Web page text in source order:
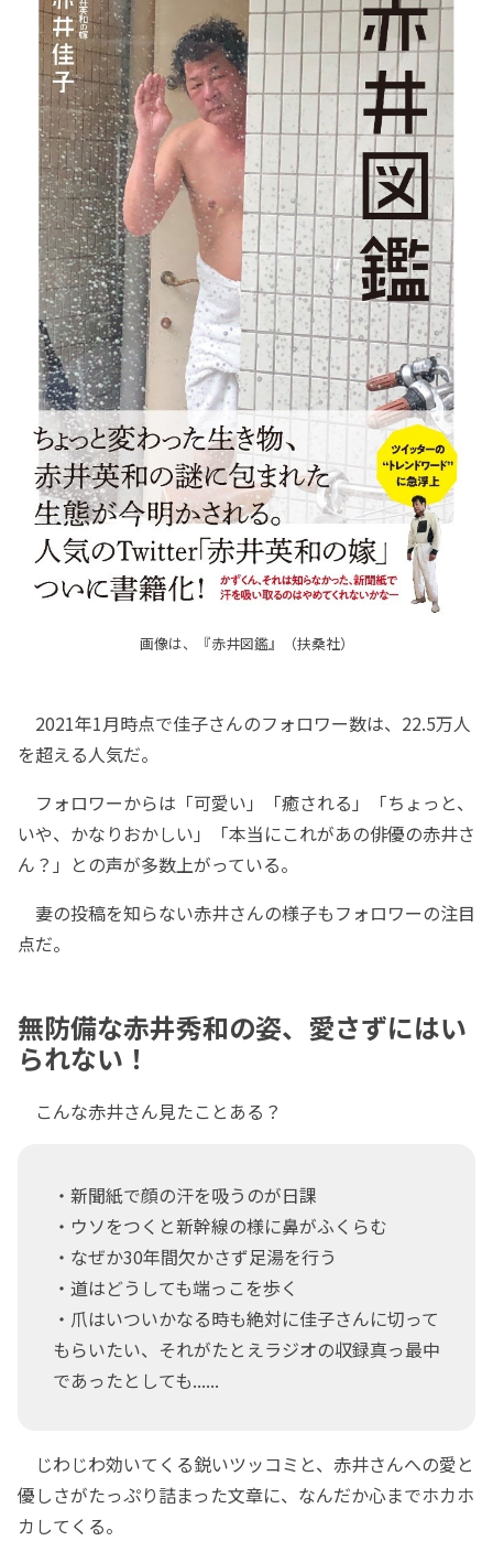
画像は、『赤井図鑑』（扶桑社）
2021年1月時点で佳子さんのフォロワー数は、22.5万人
を超える人気だ。
フォロワーからは「可愛い」「癒される」「ちょっと、
いや、かなりおかしい」「本当にこれがあの俳優の赤井さ
ん？」との声が多数上がっている。
妻の投稿を知らない赤井さんの様子もフォロワーの注目
点だ。
無防備な赤井秀和の姿、愛さずにはい
られない！
こんな赤井さん見たことある？
・新聞紙で顔の汗を吸うのが日課
・ウソをつくと新幹線の様に鼻がふくらむ
・なぜか30年間欠かさず足湯を行う
・道はどうしても端っこを歩く
・爪はいついかなる時も絶対に佳子さんに切って
もらいたい、それがたとえラジオの収録真っ最中
であったとしても......
じわじわ効いてくる鋭いツッコミと、赤井さんへの愛と
優しさがたっぷり詰まった文章に、なんだか心までホカホ
カしてくる。